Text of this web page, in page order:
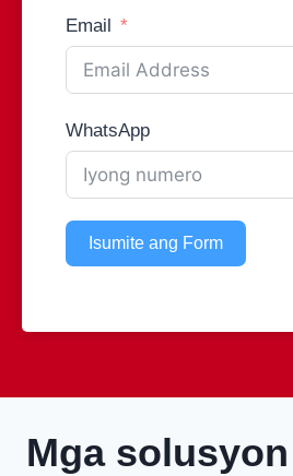
Email
WhatsApp
Isumite ang Form
Mga